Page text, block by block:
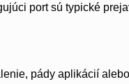
port sú typické
pády aplikácií